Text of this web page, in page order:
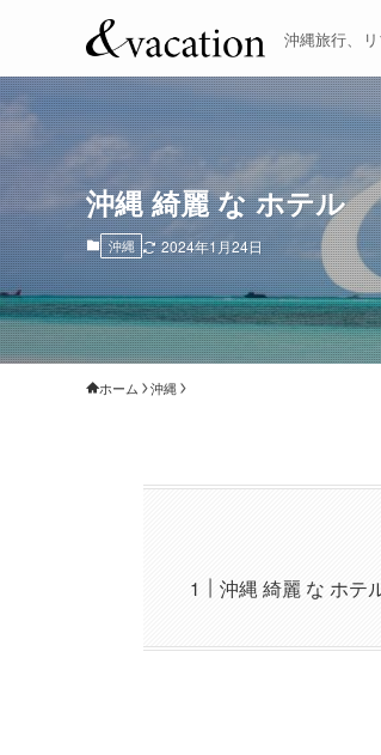
沖縄旅行、
沖縄 綺麗 な ホテル
沖縄 2024年1月24日
ホーム 沖縄
沖縄 綺麗 な ホテ